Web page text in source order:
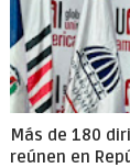
Más de 180
reúnen en